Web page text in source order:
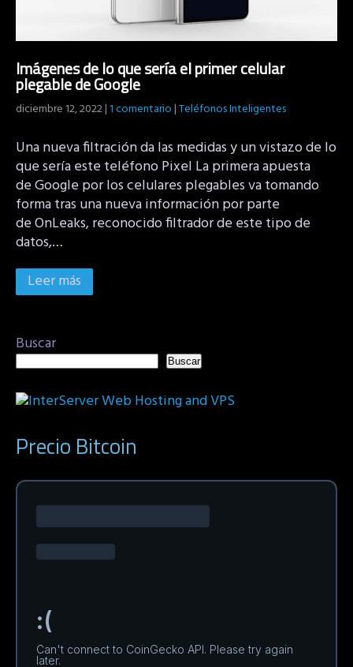
Imágenes de lo que sería el primer celular
plegable de Google
diciembre 12, 2022|1 comentario|Teléfonos Inteligentes
Una nueva filtración da las medidas y un vistazo de lo
que sería este teléfono Pixel La primera apuesta
de Google por los celulares plegables va tomando
forma tras una nueva información por parte
de OnLeaks, reconocido filtrador de este tipo de
datos,…
Leer más
Buscar
Buscar
Precio Bitcoin